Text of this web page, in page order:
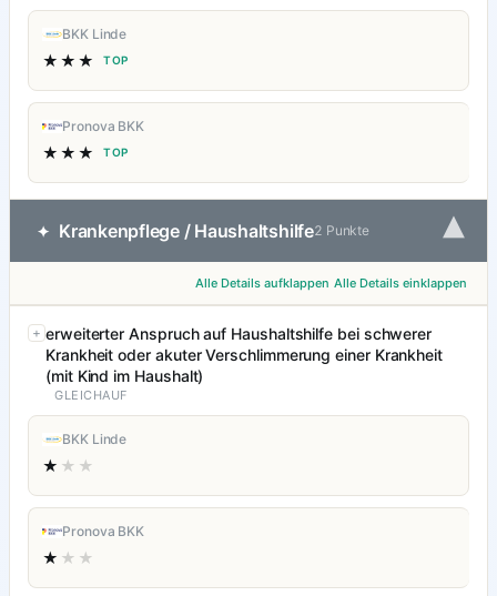
BKK Linde
★★★ TOP
Pronova BKK
★★★ TOP
✦ Krankenpflege / Haushaltshilfe2 Punkte ▾
Alle Details aufklappen Alle Details einklappen
erweiterter Anspruch auf Haushaltshilfe bei schwerer
Krankheit oder akuter Verschlimmerung einer Krankheit
(mit Kind im Haushalt)
GLEICHAUF
BKK Linde
★ ★★
Pronova BKK
★ ★★